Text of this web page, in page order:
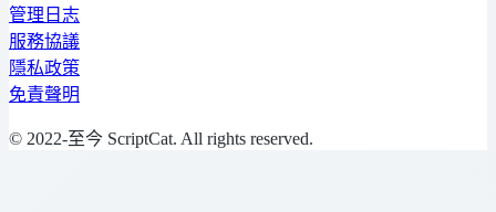
管理日志
服務協議
隱私政策
免責聲明
© 2022-至今 ScriptCat. All rights reserved.